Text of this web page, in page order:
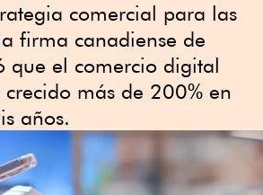
comercial para las
firma canadiense de
que el comercio digital
más de 200% en
años.